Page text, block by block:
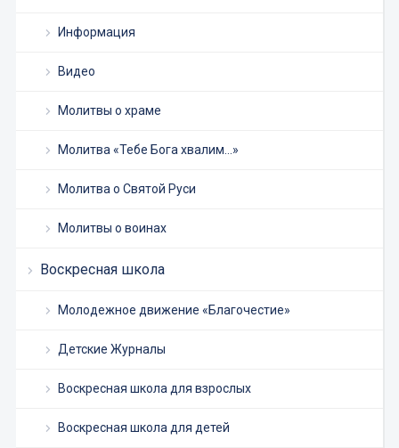
Информация
Видео
Молитвы о храме
Молитва «Тебе Бога хвалим…»
Молитва о Святой Руси
Молитвы о воинах
Воскресная школа
Молодежное движение «Благочестие»
Детские Журналы
Воскресная школа для взрослых
Воскресная школа для детей